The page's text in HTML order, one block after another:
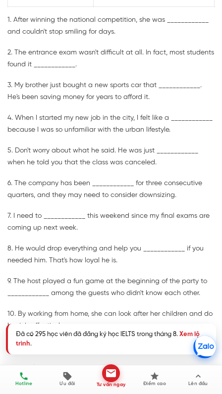
1. After winning the national competition, she was ____________
and couldn't stop smiling for days.
2. The entrance exam wasn't difficult at all. In fact, most students
found it ____________.
3. My brother just bought a new sports car that ____________.
He's been saving money for years to afford it.
4. When I started my new job in the city, I felt like a ____________
because I was so unfamiliar with the urban lifestyle.
5. Don't worry about what he said. He was just ____________
when he told you that the class was canceled.
6. The company has been ____________ for three consecutive
quarters, and they may need to consider downsizing.
7. I need to ____________ this weekend since my final exams are
coming up next week.
8. He would drop everything and help you ____________ if you
needed him. That's how loyal he is.
9. The host played a fun game at the beginning of the party to
____________ among the guests who didn't know each other.
10. By working from home, she can look after her children and do
her job effectively ____________.
Đáp án
Hotline Ưu đãi Tư vấn ngay Điểm cao Lên đầu